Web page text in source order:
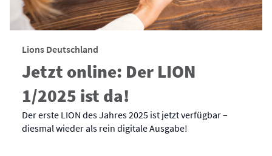
Lions Deutschland
Jetzt online: Der LION
1/2025 ist da!
Der erste LION des Jahres 2025 ist jetzt verfügbar –
diesmal wieder als rein digitale Ausgabe!